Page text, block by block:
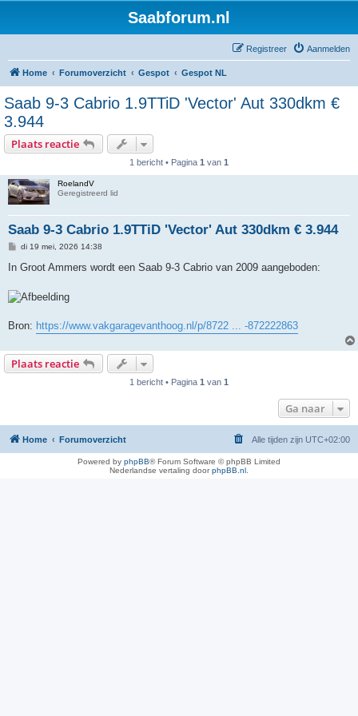
Saabforum.nl
Aanmelden
Registreer
Home Forumoverzicht Gespot Gespot NL
Saab 9-3 Cabrio 1.9TTiD 'Vector' Aut 330dkm €
3.944
Plaats reactie
1 bericht • Pagina 1 van 1
RoelandV
Geregistreerd lid
Saab 9-3 Cabrio 1.9TTiD 'Vector' Aut 330dkm € 3.944
B
h
t
di 19 mei, 2026 14:38
In Groot Ammers wordt een Saab 9-3 Cabrio van 2009 aangeboden:
Bron: https://www.vakgaragevanthoog.nl/p/8722 ... -872222863
Plaats reactie
1 bericht • Pagina 1 van 1
Ga naar
Home Forumoverzicht Alle tijden zijn UTC+02:00
Powered by phpBB® Forum Software © phpBB Limited
Nederlandse vertaling doorphpBB.nl